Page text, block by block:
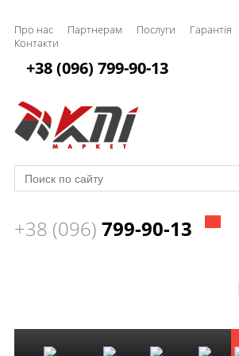
Про нас Партнерам Послуги Гарантія
Контакти
+38 (096) 799-90-13
+38 (096) 799-90-13